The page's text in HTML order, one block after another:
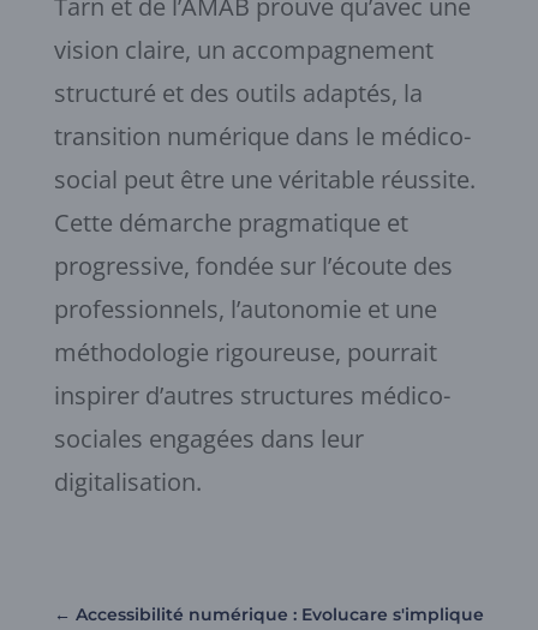
Tarn et de l’AMAB prouve qu’avec une
vision claire, un accompagnement
structuré et des outils adaptés, la
transition numérique dans le médico-
social peut être une véritable réussite.
Cette démarche pragmatique et
progressive, fondée sur l’écoute des
professionnels, l’autonomie et une
méthodologie rigoureuse, pourrait
inspirer d’autres structures médico-
sociales engagées dans leur
digitalisation.
← Accessibilité numérique : Evolucare s'implique